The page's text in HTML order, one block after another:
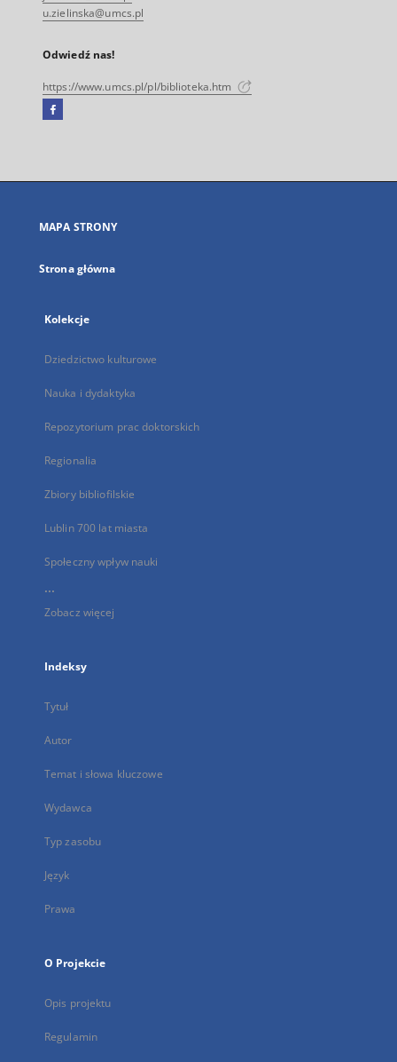
u.zielinska@umcs.pl
Odwiedź nas!
https://www.umcs.pl/pl/biblioteka.htm
Facebook
się
karcie
MAPA STRONY
Strona główna
Kolekcje
Dziedzictwo kulturowe
Nauka i dydaktyka
Repozytorium prac doktorskich
Regionalia
Zbiory bibliofilskie
Lublin 700 lat miasta
Społeczny wpływ nauki
...
Zobacz więcej
Indeksy
Tytuł
Autor
Temat i słowa kluczowe
Wydawca
Typ zasobu
Język
Prawa
O Projekcie
Opis projektu
Regulamin